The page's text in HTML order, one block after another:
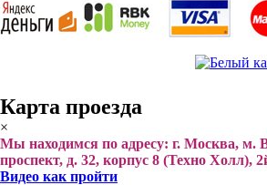
Карта проезда
×
Мы находимся по адресу: г. Москва, м.
проспект, д. 32, корпус 8 (Техно Холл),
Видео как пройти